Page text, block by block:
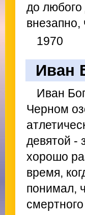
до любого
1970
Иван
Иван
Черном
девятой -
хорошо
время,
понимал,